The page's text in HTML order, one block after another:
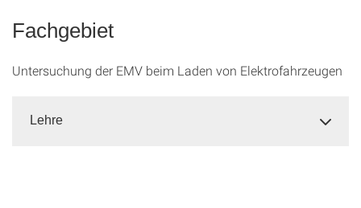
Fachgebiet
Untersuchung der EMV beim Laden von Elektrofahrzeugen
Lehre